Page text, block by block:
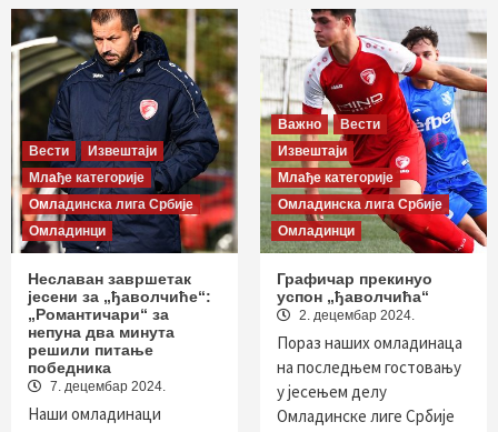
Вести
Извештаји
Млађе категорије
Омладинска лига Србије
Омладинци
Неславан завршетак
јесени за „ђаволчиће“:
„Романтичари“ за
непуна два минута
решили питање
победника
7. децембар 2024.
Наши омладинаци
Важно
Вести
Извештаји
Млађе категорије
Омладинска лига Србије
Омладинци
Графичар прекинуо
успон „ђаволчића“
2. децембар 2024.
Пораз наших омладинаца
на последњем гостовању
у јесењем делу
Омладинске лиге Србије